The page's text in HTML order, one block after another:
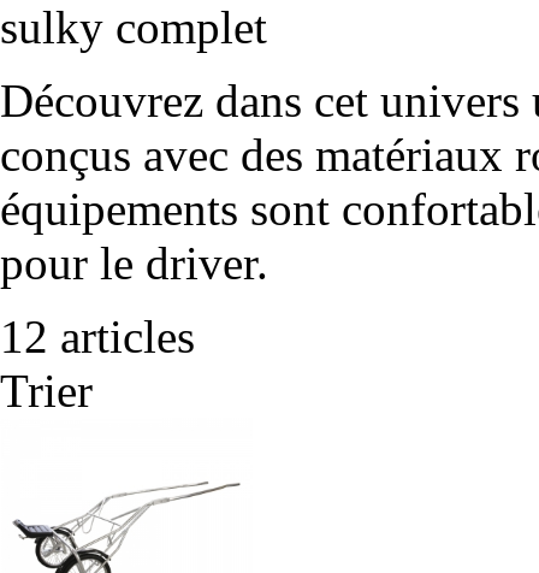
sulky complet
Découvrez dans cet
conçus avec des matériaux
équipements sont
pour le driver.
12 articles
Trier